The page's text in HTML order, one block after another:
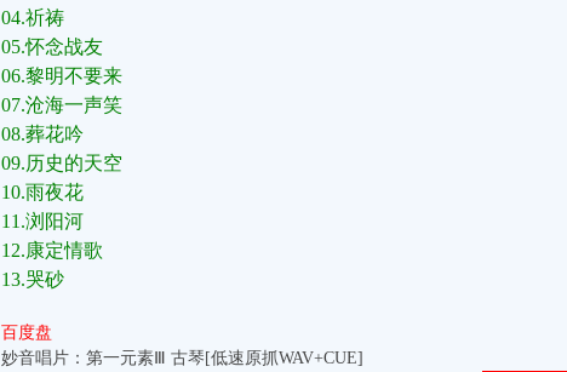
04.祈祷
05.怀念战友
06.黎明不要来
07.沧海一声笑
08.葬花吟
09.历史的天空
10.雨夜花
11.浏阳河
12.康定情歌
13.哭砂
百度盘
妙音唱片：第一元素Ⅲ 古琴[低速原抓WAV+CUE]